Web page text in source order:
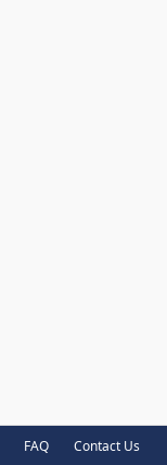
FAQ Contact Us